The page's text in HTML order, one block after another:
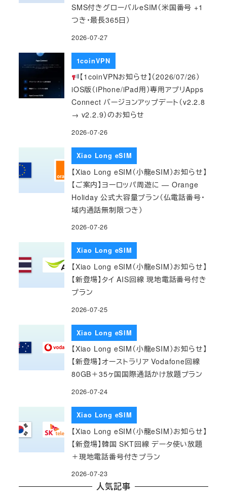
SMS付きグローバルeSIM（米国番号 +1
つき・最長365日）
2026-07-27
1coinVPN
【1coinVPNお知らせ】（2026/07/26）
iOS版（iPhone/iPad用）専用アプリApps
Connect バージョンアップデート（v2.2.8
→ v2.2.9）のお知らせ
2026-07-26
Xiao Long eSIM
【Xiao Long eSIM（小龍eSIM）お知らせ】
【ご案内】ヨーロッパ周遊に — Orange
Holiday 公式大容量プラン（仏電話番号・
域内通話無制限つき）
2026-07-26
Xiao Long eSIM
【Xiao Long eSIM（小龍eSIM）お知らせ】
【新登場】タイ AIS回線 現地電話番号付き
プラン
2026-07-25
Xiao Long eSIM
【Xiao Long eSIM（小龍eSIM）お知らせ】
【新登場】オーストラリア Vodafone回線
80GB＋35ヶ国国際通話かけ放題プラン
2026-07-24
Xiao Long eSIM
【Xiao Long eSIM（小龍eSIM）お知らせ】
【新登場】韓国 SKT回線 データ使い放題
＋現地電話番号付きプラン
2026-07-23
人気記事